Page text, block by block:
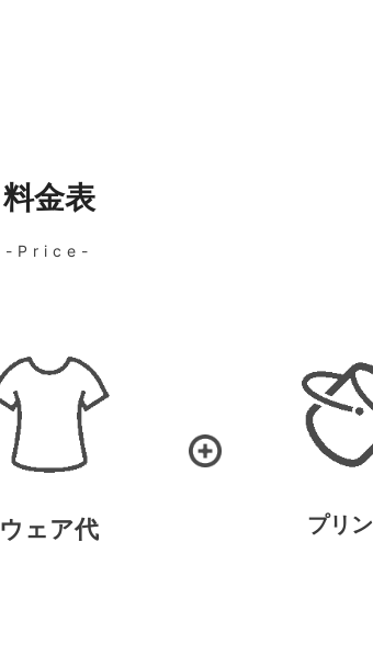
料金表
-Price-
ウェア代 プリ